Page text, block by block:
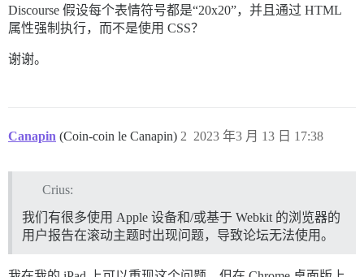
Discourse 假设每个表情符号都是“20x20”，并且通过 HTML
属性强制执行，而不是使用 CSS？
谢谢。
Canapin (Coin-coin le Canapin) 2023 年3 月 13 日 17:38
2
Crius:
我们有很多使用 Apple 设备和/或基于 Webkit 的浏览器的
用户报告在滚动主题时出现问题，导致论坛无法使用。